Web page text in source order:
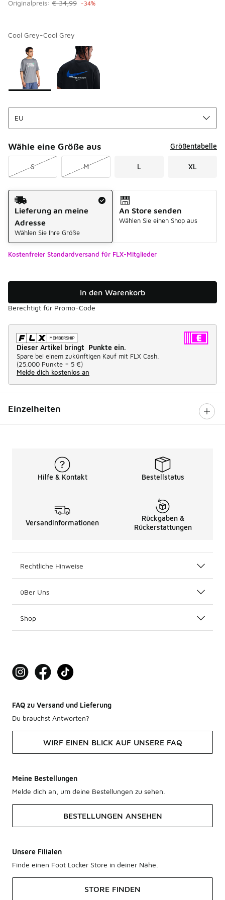
Originalpreis: € 34,99 -34%
Cool Grey-Cool Grey
Seite 1 von 1 zeigt die Farben 1 bis 2 von 2 an.
Bitte wählen Sie einen Stil aus
Wähle eine Größe aus Größentabelle
S M L XL
Versandart
Lieferung an meine
Adresse
Wählen Sie Ihre Größe
An Store senden
Wählen Sie einen Shop aus
Kostenfreier Standardversand für FLX-Mitglieder
In den Warenkorb
Berechtigt für Promo-Code
Dieser Artikel bringt Punkte ein.
Spare bei einem zukünftigen Kauf mit FLX Cash.
(25.000 Punkte = 5 €)
Melde dich kostenlos an
Einzelheiten
Hilfe & Kontakt Bestellstatus
Versandinformationen
Rückgaben &
Rückerstattungen
Rechtliche Hinweise
üBer Uns
Shop
FAQ zu Versand und Lieferung
Du brauchst Antworten?
WIRF EINEN BLICK AUF UNSERE FAQ
Meine Bestellungen
Melde dich an, um deine Bestellungen zu sehen.
BESTELLUNGEN ANSEHEN
Unsere Filialen
Finde einen Foot Locker Store in deiner Nähe.
STORE FINDEN